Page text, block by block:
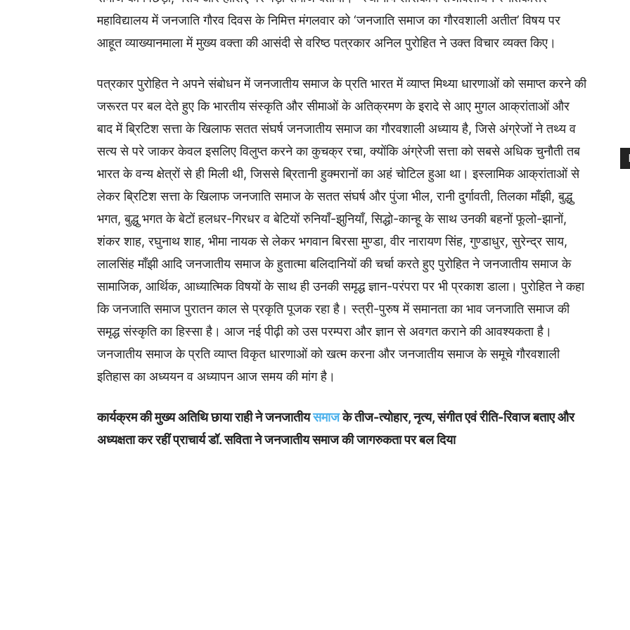
महाविद्यालय में जनजाति गौरव दिवस के निमित्त मंगलवार को ‘जनजाति समाज का गौरवशाली अतीत’ विषय पर
आहूत व्याख्यानमाला में मुख्य वक्ता की आसंदी से वरिष्ठ पत्रकार अनिल पुरोहित ने उक्त विचार व्यक्त किए।
पत्रकार पुरोहित ने अपने संबोधन में जनजातीय समाज के प्रति भारत में व्याप्त मिथ्या धारणाओं को समाप्त करने की
जरूरत पर बल देते हुए कि भारतीय संस्कृति और सीमाओं के अतिक्रमण के इरादे से आए मुगल आक्रांताओं और
बाद में ब्रिटिश सत्ता के खिलाफ सतत संघर्ष जनजातीय समाज का गौरवशाली अध्याय है, जिसे अंग्रेजों ने तथ्य व
सत्य से परे जाकर केवल इसलिए विलुप्त करने का कुचक्र रचा, क्योंकि अंग्रेजी सत्ता को सबसे अधिक चुनौती तब
भारत के वन्य क्षेत्रों से ही मिली थी, जिससे ब्रितानी हुक्मरानों का अहं चोटिल हुआ था। इस्लामिक आक्रांताओं से
लेकर ब्रिटिश सत्ता के खिलाफ जनजाति समाज के सतत संघर्ष और पुंजा भील, रानी दुर्गावती, तिलका माँझी, बुद्धु
भगत, बुद्धु भगत के बेटों हलधर-गिरधर व बेटियों रुनियाँ-झुनियाँ, सिद्धो-कान्हू के साथ उनकी बहनों फूलो-झानों,
शंकर शाह, रघुनाथ शाह, भीमा नायक से लेकर भगवान बिरसा मुण्डा, वीर नारायण सिंह, गुण्डाधुर, सुरेन्द्र साय,
लालसिंह माँझी आदि जनजातीय समाज के हुतात्मा बलिदानियों की चर्चा करते हुए पुरोहित ने जनजातीय समाज के
सामाजिक, आर्थिक, आध्यात्मिक विषयों के साथ ही उनकी समृद्ध ज्ञान-परंपरा पर भी प्रकाश डाला। पुरोहित ने कहा
कि जनजाति समाज पुरातन काल से प्रकृति पूजक रहा है। स्त्री-पुरुष में समानता का भाव जनजाति समाज की
समृद्ध संस्कृति का हिस्सा है। आज नई पीढ़ी को उस परम्परा और ज्ञान से अवगत कराने की आवश्यकता है।
जनजातीय समाज के प्रति व्याप्त विकृत धारणाओं को खत्म करना और जनजातीय समाज के समूचे गौरवशाली
इतिहास का अध्ययन व अध्यापन आज समय की मांग है।
कार्यक्रम की मुख्य अतिथि छाया राही ने जनजातीयसमाजके तीज-त्योहार, नृत्य, संगीत एवं रीति-रिवाज बताए और
अध्यक्षता कर रहीं प्राचार्य डॉ. सविता ने जनजातीय समाज की जागरुकता पर बल दिया